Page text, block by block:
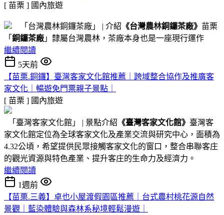
[ 苗栗 ] 國內旅遊
「台灣農林銅鑼茶廠」 | 介紹 《台灣農林銅鑼茶廠》 苗栗
「 銅鑼茶廠 」隸屬台灣農林，茶廠本身也是一座現行運作
繼續閱讀
5天前
【苗栗.銅鑼】臺灣客家文化館推薦｜跨域整合協作及推廣客
家文化｜暢遊免門票親子景點｜
[ 苗栗 ] 國內旅遊
「臺灣客家文化館」 | 景點介紹 《臺灣客家文化館》 臺灣客
家文化館定位為全球客家文化及產業交流與研究中心，面積為
4.32公頃，希望提供民眾接觸客家文化的窗口，整合串聯客庄
的觀光資源與特色產業、提升客庄的生命力及經濟力。
繼續閱讀
1週前
【苗栗.三義】卓也小屋渡假園區推薦｜台式農村桃花源自然
景觀｜藍染體驗與森林系秘境輕鬆漫遊｜